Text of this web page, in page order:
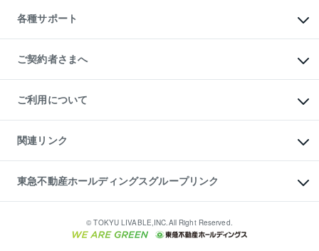
不動産用語集
不動産なんでもネット相談室
住まいの税金
投資用一棟レジデンスWELL
不動産小口投資
LEGACIA（レガシア）
不動産M&A
アセットマネジメント・出資
各種サポート
相続サポート
リフォームサポート
ご契約者さまへ
ご紹介・再契約特典
入居者様専用-各種ご案内（賃貸）
東急こすもす会「こすもすWeb」
ご利用について
金融商品取引について
東急リバブル ソーシャルメディアポリシー
ご意見・お問い合わせ（金融商品取引専用の相談・お問い合わせ窓口）
ダイレクトメール（郵送物）・Eメールなどの送付停止について
関連リンク
これからご結婚される方に東急百貨店のブライダルクラブ
人材サービスのご用命は 東急リバブルスタッフ株式会社まで
東北の逸品を贈ります 東北すぐれものセレクション
東急不動産ホールディングスグループリンク
東急コミュニティー
東急住宅リース
© TOKYU LIVABLE,INC.All Right Reserved.